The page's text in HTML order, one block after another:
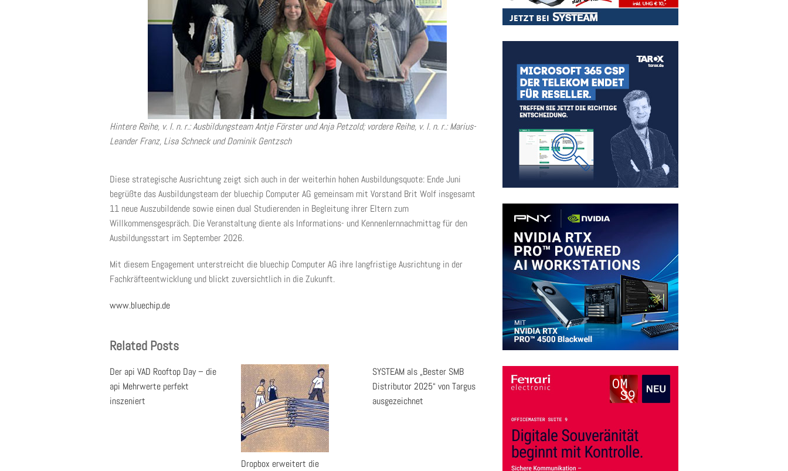
Hintere Reihe, v. l. n. r.: Ausbildungsteam Antje Förster und Anja Petzold; vordere Reihe, v. l. n. r.: Marius-
Leander Franz, Lisa Schneck und Dominik Gentzsch
Diese strategische Ausrichtung zeigt sich auch in der weiterhin hohen Ausbildungsquote: Ende Juni
begrüßte das Ausbildungsteam der bluechip Computer AG gemeinsam mit Vorstand Brit Wolf insgesamt
11 neue Auszubildende sowie einen dual Studierenden in Begleitung ihrer Eltern zum
Willkommensgespräch. Die Veranstaltung diente als Informations- und Kennenlernnachmittag für den
Ausbildungsstart im September 2026.
Mit diesem Engagement unterstreicht die bluechip Computer AG ihre langfristige Ausrichtung in der
Fachkräfteentwicklung und blickt zuversichtlich in die Zukunft.
www.bluechip.de
Related Posts
Der api VAD Rooftop Day – die
api Mehrwerte perfekt
inszeniert
Dropbox erweitert die
SYSTEAM als „Bester SMB
Distributor 2025“ von Targus
ausgezeichnet